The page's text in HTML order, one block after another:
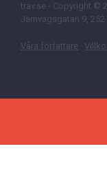
trav.se - Copyright ©
Järnvägsgatan 9,
Våra författare ·